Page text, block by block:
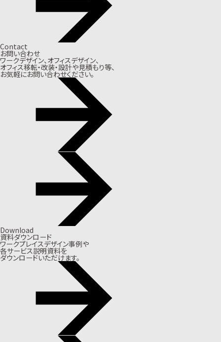
Contact
お問い合わせ
ワークデザイン、オフィスデザイン、
オフィス移転・改装・設計や見積もり等、
お気軽にお問い合わせください。
Download
資料ダウンロード
ワークプレイスデザイン事例や
各サービス説明資料を
ダウンロードいただけます。